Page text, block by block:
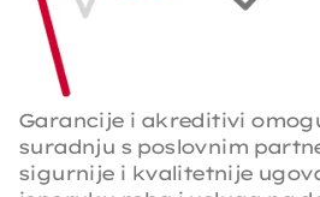
Garancije i akreditivi
suradnju s poslovnim
sigurnije i kvalitetnije